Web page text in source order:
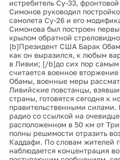
истребитель Су-33,
Симонов руководил
самолета Су-26 и его
Симонова был построен
крылом обратной
[b]Президент США Барак
как он выразился, к любым
в Ливии; [/b]до сих пор
считается военное
Обамы, военные меры
Ливийские повстанцы,
страны, готовятся сегодня к
правительственными силами.
радио со ссылкой на
расположенном в 50 км от
полны решимости отразить
Каддафи. По словам жителей
наблюдается концентрация